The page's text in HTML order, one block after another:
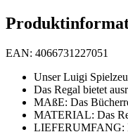
EAN: 4066731227051
Unser Luigi
Das Regal bietet
MAßE: Das
MATERIAL: Das
LIEFERUMFANG: